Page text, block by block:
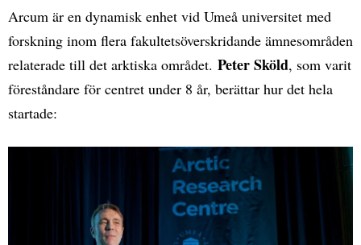
Arcum är en dynamisk enhet vid Umeå universitet med
forskning inom flera fakultetsöverskridande ämnesområden
relaterade till det arktiska området. Peter Sköld, som varit
föreståndare för centret under 8 år, berättar hur det hela
startade: